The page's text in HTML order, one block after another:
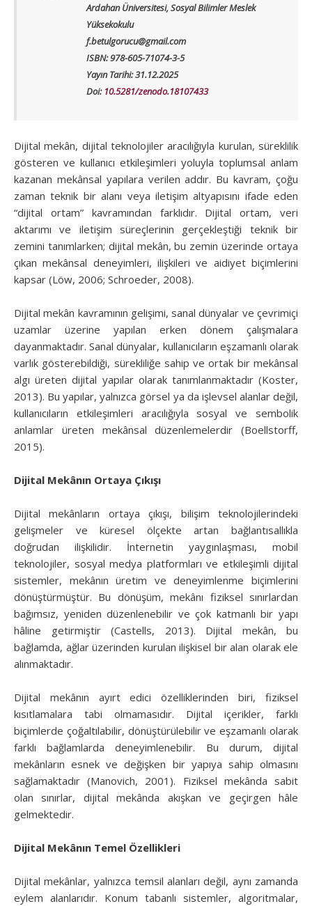
Ardahan Üniversitesi, Sosyal Bilimler Meslek
Yüksekokulu
f.betulgorucu@gmail.com
ISBN: 978-605-71074-3-5
Yayın Tarihi: 31.12.2025
Doi: 10.5281/zenodo.18107433
Dijital mekân, dijital teknolojiler aracılığıyla kurulan, süreklilik
gösteren ve kullanıcı etkileşimleri yoluyla toplumsal anlam
kazanan mekânsal yapılara verilen addır. Bu kavram, çoğu
zaman teknik bir alanı veya iletişim altyapısını ifade eden
“dijital ortam” kavramından farklıdır. Dijital ortam, veri
aktarımı ve iletişim süreçlerinin gerçekleştiği teknik bir
zemini tanımlarken; dijital mekân, bu zemin üzerinde ortaya
çıkan mekânsal deneyimleri, ilişkileri ve aidiyet biçimlerini
kapsar (Löw, 2006; Schroeder, 2008).
Dijital mekân kavramının gelişimi, sanal dünyalar ve çevrimiçi
uzamlar üzerine yapılan erken dönem çalışmalara
dayanmaktadır. Sanal dünyalar, kullanıcıların eşzamanlı olarak
varlık gösterebildiği, sürekliliğe sahip ve ortak bir mekânsal
algı üreten dijital yapılar olarak tanımlanmaktadır (Koster,
2013). Bu yapılar, yalnızca görsel ya da işlevsel alanlar değil,
kullanıcıların etkileşimleri aracılığıyla sosyal ve sembolik
anlamlar üreten mekânsal düzenlemelerdir (Boellstorff,
2015).
Dijital Mekânın Ortaya Çıkışı
Dijital mekânların ortaya çıkışı, bilişim teknolojilerindeki
gelişmeler ve küresel ölçekte artan bağlantısallıkla
doğrudan ilişkilidir. İnternetin yaygınlaşması, mobil
teknolojiler, sosyal medya platformları ve etkileşimli dijital
sistemler, mekânın üretim ve deneyimlenme biçimlerini
dönüştürmüştür. Bu dönüşüm, mekânı fiziksel sınırlardan
bağımsız, yeniden düzenlenebilir ve çok katmanlı bir yapı
hâline getirmiştir (Castells, 2013). Dijital mekân, bu
bağlamda, ağlar üzerinden kurulan ilişkisel bir alan olarak ele
alınmaktadır.
Dijital mekânın ayırt edici özelliklerinden biri, fiziksel
kısıtlamalara tabi olmamasıdır. Dijital içerikler, farklı
biçimlerde çoğaltılabilir, dönüştürülebilir ve eşzamanlı olarak
farklı bağlamlarda deneyimlenebilir. Bu durum, dijital
mekânların esnek ve değişken bir yapıya sahip olmasını
sağlamaktadır (Manovich, 2001). Fiziksel mekânda sabit
olan sınırlar, dijital mekânda akışkan ve geçirgen hâle
gelmektedir.
Dijital Mekânın Temel Özellikleri
Dijital mekânlar, yalnızca temsil alanları değil, aynı zamanda
eylem alanlarıdır. Konum tabanlı sistemler, algoritmalar,